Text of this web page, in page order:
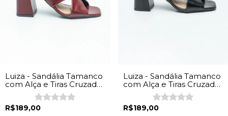
Luiza - Sandália Tamanco
com Alça e Tiras Cruzadas
Feminina Napa Vinho
R$189,00
Luiza - Sandália Tamanco
com Alça e Tiras Cruzadas
Feminina Napa Preto
R$189,00